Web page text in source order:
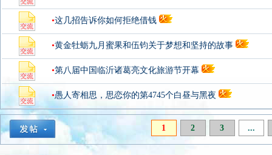
•这几招告诉你如何拒绝借钱
•黄金牡蛎九月蜜果和伍钧关于梦想和坚持的故事
•第八届中国临沂诸葛亮文化旅游节开幕
•愚人寄相思，思恋你的第4745个白昼与黑夜
1 2 3 ...